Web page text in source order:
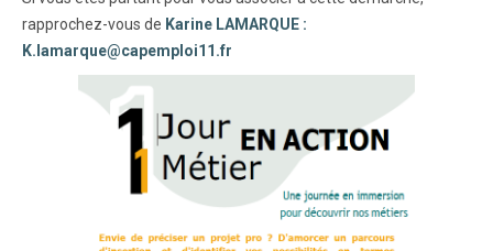
rapprochez-vous de Karine LAMARQUE :
K.lamarque@capemploi11.fr